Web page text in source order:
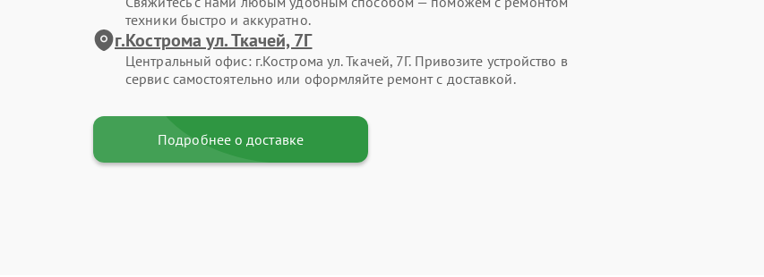
техники быстро и аккуратно.
г.Кострома ул. Ткачей, 7Г
Центральный офис: г.Кострома ул. Ткачей, 7Г. Привозите устройство в
сервис самостоятельно или оформляйте ремонт с доставкой.
Подробнее о доставке